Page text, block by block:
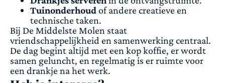
Tuinonderhoudof andere creatieve en
technische taken.
Bij De Middelste Molen staat
vriendschappelijkheid en samenwerking centraal.
De dag begint altijd met een kop koffie, er wordt
samen geluncht, en regelmatig is er ruimte voor
een drankje na het werk.